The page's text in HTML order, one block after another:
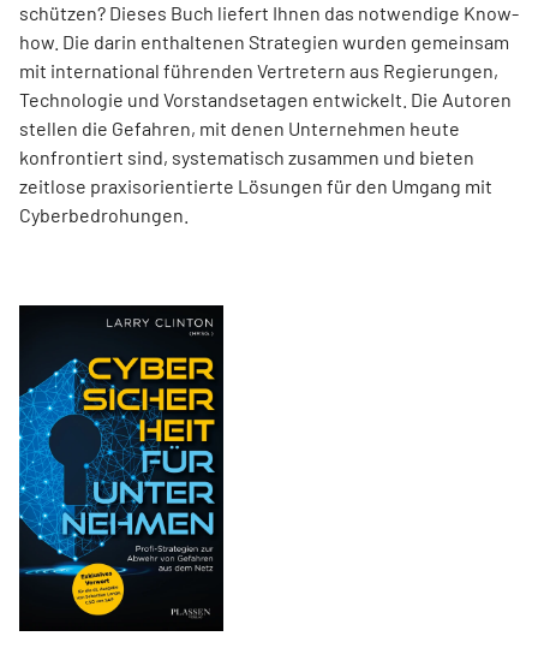
schützen? Dieses Buch liefert Ihnen das notwendige Know-
how. Die darin enthaltenen Strategien wurden gemeinsam
mit international führenden Vertretern aus Regierungen,
Technologie und Vorstandsetagen entwickelt. Die Autoren
stellen die Gefahren, mit denen Unternehmen heute
konfrontiert sind, systematisch zusammen und bieten
zeitlose praxisorientierte Lösungen für den Umgang mit
Cyberbedrohungen.